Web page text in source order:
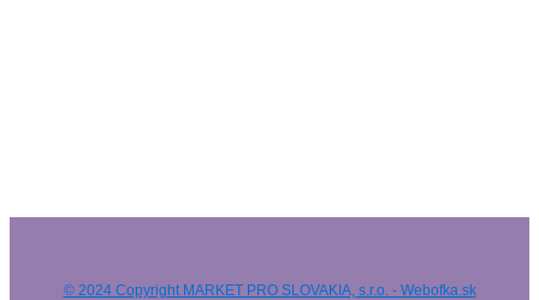
© 2024 Copyright MARKET PRO SLOVAKIA, s.r.o. - Webofka.sk